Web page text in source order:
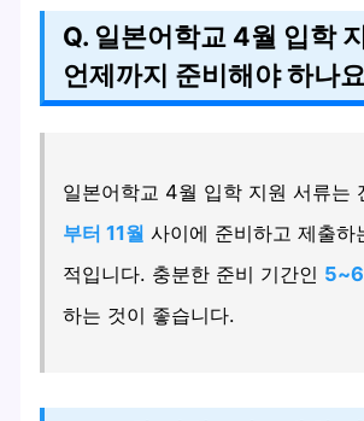
Q. 일본어학교 4월 입학
언제까지 준비해야 하나
일본어학교 4월 입학 지원 서류는
부터 11월 사이에 준비하고 제출하
적입니다. 충분한 준비 기간인
하는 것이 좋습니다.